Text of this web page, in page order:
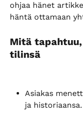
ohjaa hänet
häntä ottamaan
Mitä
tilinsä
Asiakas
ja historiaansa.